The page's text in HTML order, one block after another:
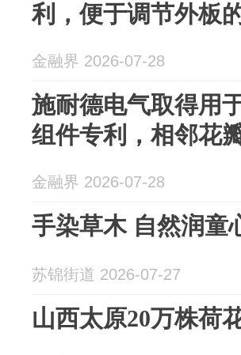
利，便于调节外板
金融界 2026-07-28
施耐德电气取得用
组件专利，相邻花
金融界 2026-07-28
手染草木 自然润童
苏锦街道 2026-07-27
山西太原20万株荷